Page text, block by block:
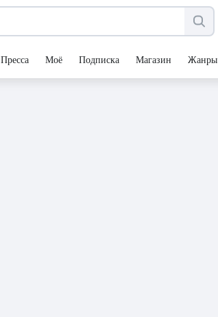
Пресса Моё Подписка Магазин Жанры